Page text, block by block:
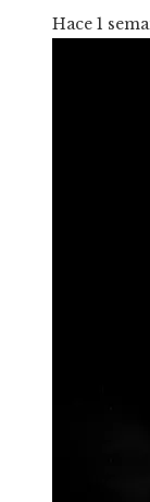
Hace 1